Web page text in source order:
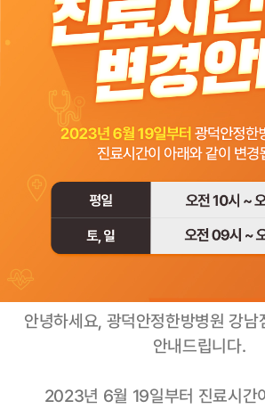
안녕하세요, 광덕안정한방병원 강남
안내드립니다.
2023년 6월 19일부터 진료시간